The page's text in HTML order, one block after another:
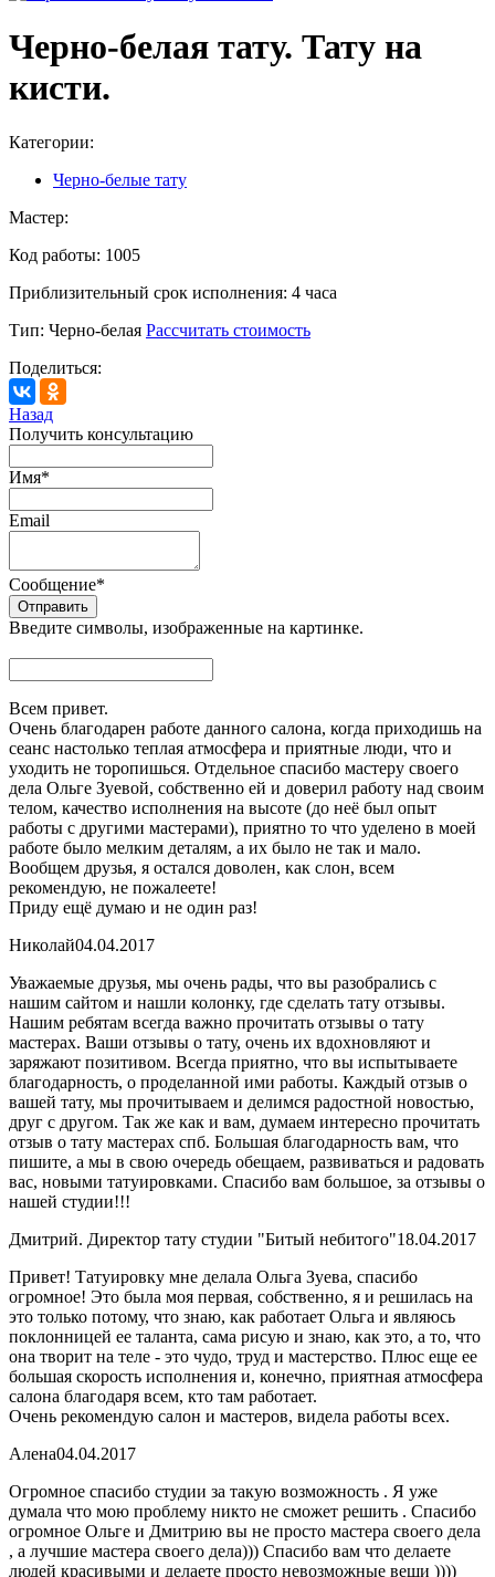
Черно-белая тату. Тату на
кисти.
Категории:
Черно-белые тату
Мастер:
Код работы: 1005
Приблизительный срок исполнения: 4 часа
Тип: Черно-белая Рассчитать стоимость
Поделиться:
Назад
Получить консультацию
Имя*
Email
Сообщение*
Введите символы, изображенные на картинке.
Всем привет.
Очень благодарен работе данного салона, когда приходишь на
сеанс настолько теплая атмосфера и приятные люди, что и
уходить не торопишься. Отдельное спасибо мастеру своего
дела Ольге Зуевой, собственно ей и доверил работу над своим
телом, качество исполнения на высоте (до неё был опыт
работы с другими мастерами), приятно то что уделено в моей
работе было мелким деталям, а их было не так и мало.
Вообщем друзья, я остался доволен, как слон, всем
рекомендую, не пожалеете!
Приду ещё думаю и не один раз!
Николай04.04.2017
Уважаемые друзья, мы очень рады, что вы разобрались с
нашим сайтом и нашли колонку, где сделать тату отзывы.
Нашим ребятам всегда важно прочитать отзывы о тату
мастерах. Ваши отзывы о тату, очень их вдохновляют и
заряжают позитивом. Всегда приятно, что вы испытываете
благодарность, о проделанной ими работы. Каждый отзыв о
вашей тату, мы прочитываем и делимся радостной новостью,
друг с другом. Так же как и вам, думаем интересно прочитать
отзыв о тату мастерах спб. Большая благодарность вам, что
пишите, а мы в свою очередь обещаем, развиваться и радовать
вас, новыми татуировками. Спасибо вам большое, за отзывы о
нашей студии!!!
Дмитрий. Директор тату студии "Битый небитого"18.04.2017
Привет! Татуировку мне делала Ольга Зуева, спасибо
огромное! Это была моя первая, собственно, я и решилась на
это только потому, что знаю, как работает Ольга и являюсь
поклонницей ее таланта, сама рисую и знаю, как это, а то, что
она творит на теле - это чудо, труд и мастерство. Плюс еще ее
большая скорость исполнения и, конечно, приятная атмосфера
салона благодаря всем, кто там работает.
Очень рекомендую салон и мастеров, видела работы всех.
Алена04.04.2017
Огромное спасибо студии за такую возможность . Я уже
думала что мою проблему никто не сможет решить . Спасибо
огромное Ольге и Дмитрию вы не просто мастера своего дела
, а лучшие мастера своего дела))) Спасибо вам что делаете
людей красивыми и делаете просто невозможные вещи ))))